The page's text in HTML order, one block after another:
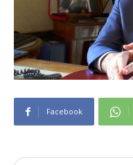
Facebook